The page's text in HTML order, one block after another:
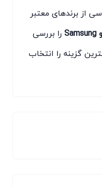
از برندهای معتبر
را بررسی
گزینه را انتخاب